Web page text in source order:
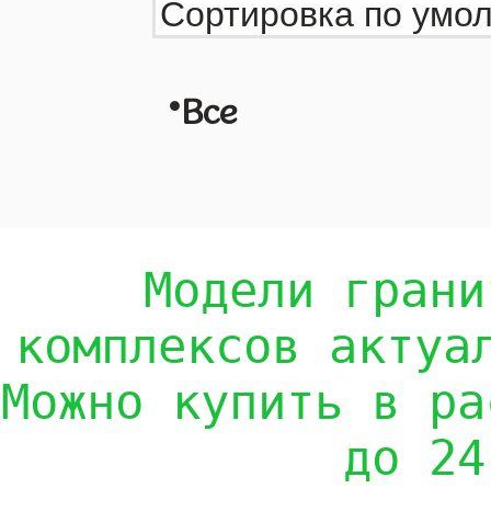
•Все
Модели
комплексов
Можно купить в
до